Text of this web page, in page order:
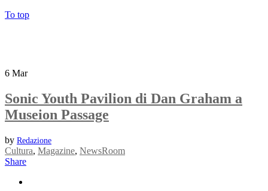
To top
6 Mar
Sonic Youth Pavilion di Dan Graham a
Museion Passage
by Redazione
Cultura, Magazine, NewsRoom
Share